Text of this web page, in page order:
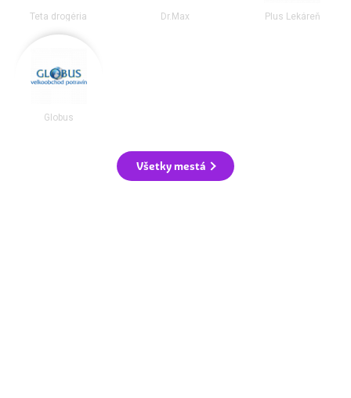
Teta drogéria Dr.Max Plus Lekáreň
Globus
Všetky mestá